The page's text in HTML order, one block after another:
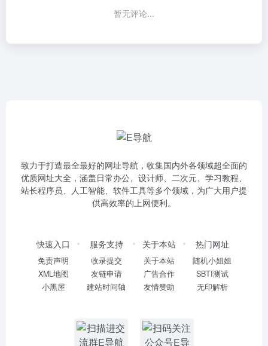
暂无评论...
致力于打造最全最好的网址导航，收集国内外各领域超全面的
优质网址大全，涵盖日常办公、设计师、二次元、学习教程、
站长程序员、人工智能、软件工具等多个领域，为广大用户提
供高效率的上网便利。
快速入口
免责声明
XML地图
小黑屋
服务支持
收录提交
友链申请
建站时间轴
关于本站
关于本站
广告合作
友情赞助
热门网址
随机小姐姐
SBTI测试
无印解析